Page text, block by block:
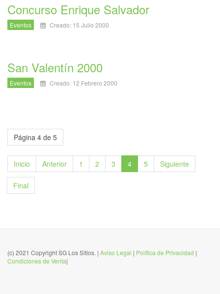
Concurso Enrique Salvador
Eventos Creado: 15 Julio 2000
San Valentín 2000
Eventos Creado: 12 Febrero 2000
Página 4 de 5
Inicio Anterior 1 2 3 4 5 Siguiente
Final
(c) 2021 Copyright SG Los Sitios. | Aviso Legal | Política de Privacidad |
Condiciones de Venta|